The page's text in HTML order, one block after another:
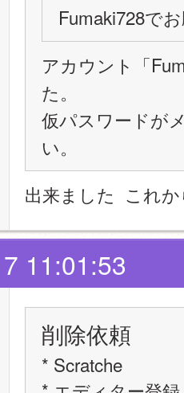
Fumaki728で
アカウント「
た。
仮パスワードが
い。
出来ました  これ
11:01:53
削除依頼
* Scratche